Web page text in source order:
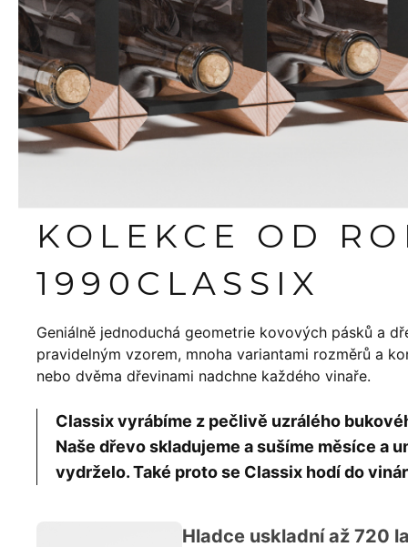
KOLEKCE OD
1990 CLASSIX
Geniálně jednoduchá geometrie kovových pásků a
pravidelným vzorem, mnoha variantami rozměrů a
nebo dvěma dřevinami nadchne každého vinaře.
Classix vyrábíme z pečlivě uzrálého
Naše dřevo skladujeme a sušíme měsíce a
vydrželo. Také proto se Classix hodí do
Hladce uskladní až 720